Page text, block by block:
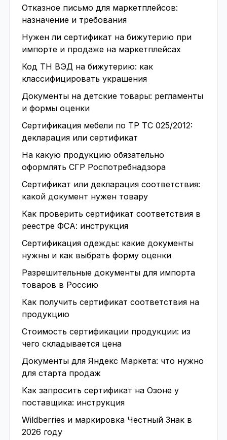
Отказное письмо для маркетплейсов:
назначение и требования
Нужен ли сертификат на бижутерию при
импорте и продаже на маркетплейсах
Код ТН ВЭД на бижутерию: как
классифицировать украшения
Документы на детские товары: регламенты
и формы оценки
Сертификация мебели по ТР ТС 025/2012:
декларация или сертификат
На какую продукцию обязательно
оформлять СГР Роспотребнадзора
Сертификат или декларация соответствия:
какой документ нужен товару
Как проверить сертификат соответствия в
реестре ФСА: инструкция
Сертификация одежды: какие документы
нужны и как выбрать форму оценки
Разрешительные документы для импорта
товаров в Россию
Как получить сертификат соответствия на
продукцию
Стоимость сертификации продукции: из
чего складывается цена
Документы для Яндекс Маркета: что нужно
для старта продаж
Как запросить сертификат на Озоне у
поставщика: инструкция
Wildberries и маркировка Честный Знак в
2026 году